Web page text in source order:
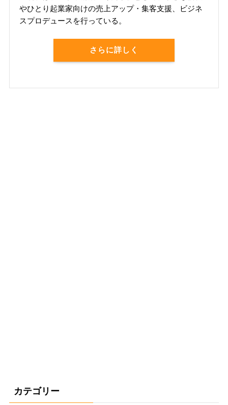
やひとり起業家向けの売上アップ・集客支援、ビジネ
スプロデュースを行っている。
さらに詳しく
カテゴリー